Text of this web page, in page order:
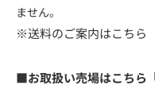
ません。
※送料のご案内はこちら
■お取扱い売場はこちら